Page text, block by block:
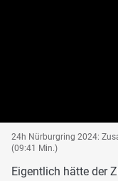
24h Nürburgring 2024:
(09:41 Min.)
Eigentlich hätte der